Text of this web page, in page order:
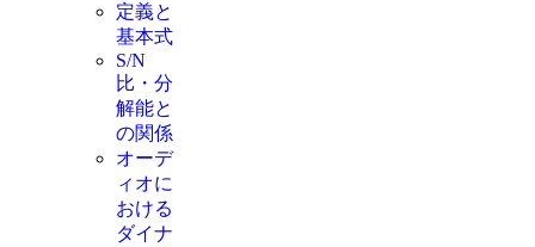
定義と
基本式
S/N
比・分
解能と
の関係
オーデ
ィオに
おける
ダイナ